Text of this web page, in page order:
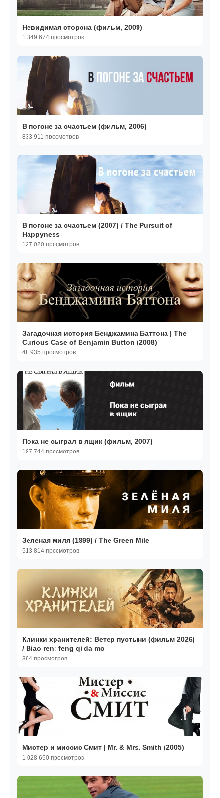
Невидимая сторона (фильм, 2009)
1 349 674 просмотров
В погоне за счастьем (фильм, 2006)
833 911 просмотров
В погоне за счастьем (2007) / The Pursuit of
Happyness
127 020 просмотров
Загадочная история Бенджамина Баттона | The
Curious Case of Benjamin Button (2008)
48 935 просмотров
Пока не сыграл в ящик (фильм, 2007)
197 744 просмотров
Зеленая миля (1999) / The Green Mile
513 814 просмотров
Клинки хранителей: Ветер пустыни (фильм 2026)
/ Biao ren: feng qi da mo
394 просмотров
Мистер и миссис Смит | Mr. & Mrs. Smith (2005)
1 028 650 просмотров